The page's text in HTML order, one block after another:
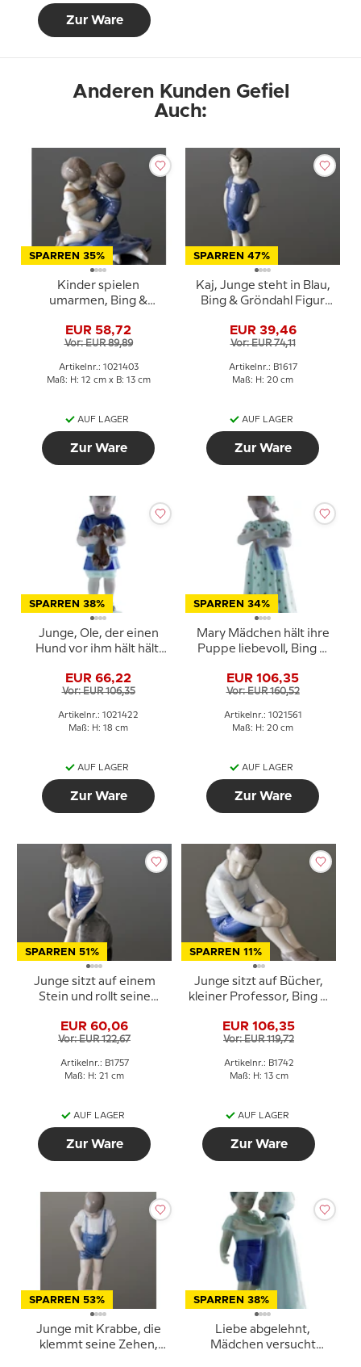
Zur Ware
Anderen Kunden Gefiel
Auch:
SPARREN 35%
Kinder spielen
umarmen, Bing &
oder 403
EUR 58,72
Vor: EUR 89,89
Artikelnr.: 1021403
Maß: H: 12 cm x B: 13 cm
AUF LAGER
Zur Ware
SPARREN 47%
Kaj, Junge steht in Blau,
Bing & Gröndahl Figur
EUR 39,46
Vor: EUR 74,11
Artikelnr.: B1617
Maß: H: 20 cm
AUF LAGER
Zur Ware
SPARREN 38%
Junge, Ole, der einen
Hund vor ihm hält hält.
Nr. 1747 oder 422
EUR 66,22
Vor: EUR 106,35
Artikelnr.: 1021422
Maß: H: 18 cm
AUF LAGER
Zur Ware
SPARREN 34%
Mary Mädchen hält ihre
Puppe liebevoll, Bing &
oder 561
EUR 106,35
Vor: EUR 160,52
Artikelnr.: 1021561
Maß: H: 20 cm
AUF LAGER
Zur Ware
SPARREN 51%
Junge sitzt auf einem
Stein und rollt seine
Gröndahl Figur Nr. 1757
EUR 60,06
Vor: EUR 122,67
Artikelnr.: B1757
Maß: H: 21 cm
AUF LAGER
Zur Ware
SPARREN 11%
Junge sitzt auf Bücher,
kleiner Professor, Bing &
EUR 106,35
Vor: EUR 119,72
Artikelnr.: B1742
Maß: H: 13 cm
AUF LAGER
Zur Ware
SPARREN 53%
Junge mit Krabbe, die
klemmt seine Zehen,
SPARREN 38%
Liebe abgelehnt,
Mädchen versucht